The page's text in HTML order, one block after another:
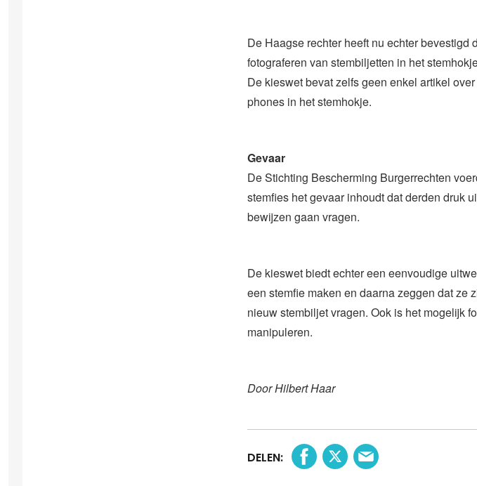
De Haagse rechter heeft nu echter bevestigd
fotograferen van stembiljetten in het
De kieswet bevat zelfs geen enkel artikel
phones in het stemhokje.
Gevaar
De Stichting Bescherming Burgerrechten
stemfies het gevaar inhoudt dat derden druk
bewijzen gaan vragen.
De kieswet biedt echter een eenvoudige
een stemfie maken en daarna zeggen dat ze
nieuw stembiljet vragen. Ook is het mogelijk
manipuleren.
Door Hilbert Haar
DELEN: